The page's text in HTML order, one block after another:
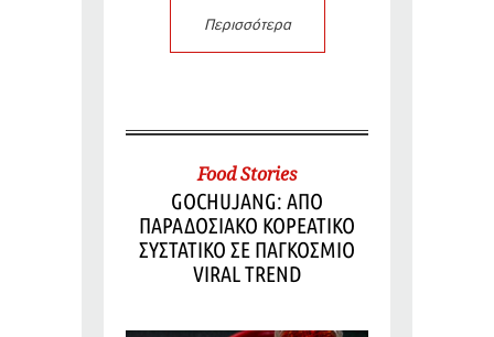
Περισσότερα
Food Stories
GOCHUJANG: ΑΠΟ
ΠΑΡΑΔΟΣΙΑΚΟ ΚΟΡΕΑΤΙΚΟ
ΣΥΣΤΑΤΙΚΟ ΣΕ ΠΑΓΚΟΣΜΙΟ
VIRAL TREND